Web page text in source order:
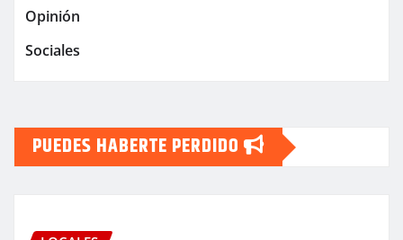
Opinión
Sociales
PUEDES HABERTE PERDIDO